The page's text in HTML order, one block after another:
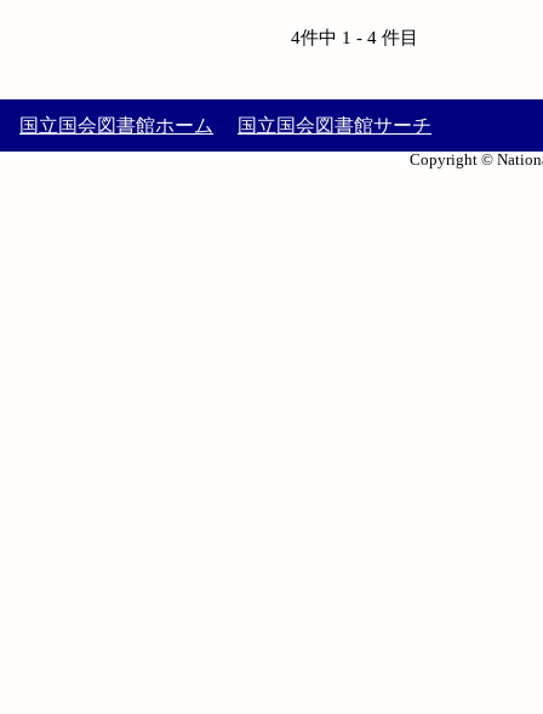
4件中 1 - 4 件目
国立国会図書館ホーム 国立国会図書館サーチ
Copyright ©